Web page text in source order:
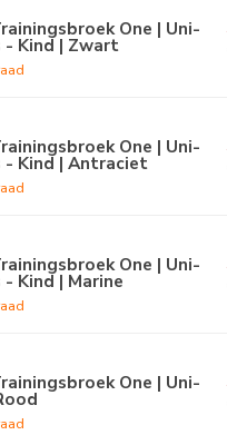
One | Uni-
- Kind | Zwart
One | Uni-
- Kind | Antraciet
One | Uni-
- Kind | Marine
One | Uni-